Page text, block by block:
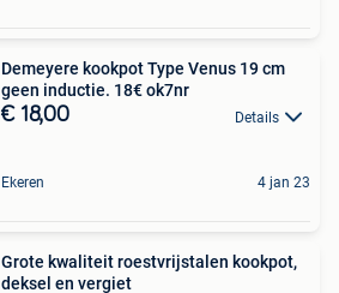
Demeyere kookpot Type Venus 19 cm
geen inductie. 18€ ok7nr
€ 18,00 Details
Ekeren 4 jan 23
Grote kwaliteit roestvrijstalen kookpot,
deksel en vergiet